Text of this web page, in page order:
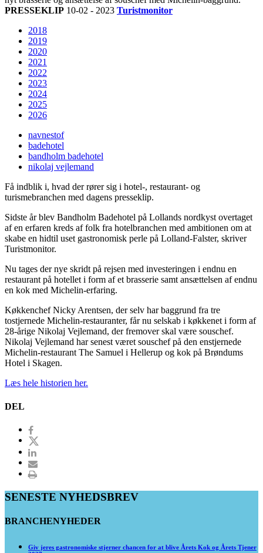
PRESSEKLIP 10-02 - 2023 Turistmonitor
2018
2019
2020
2021
2022
2023
2024
2025
2026
navnestof
badehotel
bandholm badehotel
nikolaj vejlemand
Få indblik i, hvad der rører sig i hotel-, restaurant- og
turismebranchen med dagens presseklip.
Sidste år blev Bandholm Badehotel på Lollands nordkyst overtaget
af en erfaren kreds af folk fra hotelbranchen med ambitionen om at
skabe en hidtil uset gastronomisk perle på Lolland-Falster, skriver
Turistmonitor.
Nu tages der nye skridt på rejsen med investeringen i endnu en
restaurant på hotellet i form af et brasserie samt ansættelsen af endnu
en kok med Michelin-erfaring.
Køkkenchef Nicky Arentsen, der selv har baggrund fra tre
tostjernede Michelin-restauranter, får nu selskab i køkkenet i form af
28-årige Nikolaj Vejlemand, der fremover skal være souschef.
Nikolaj Vejlemand har senest været souschef på den enstjernede
Michelin-restaurant The Samuel i Hellerup og kok på Brøndums
Hotel i Skagen.
Læs hele historien her.
DEL
SENESTE NYHEDSBREV
BRANCHENYHEDER
Giv jeres gastronomiske stjerner chancen for at blive Årets Kok og Årets Tjener